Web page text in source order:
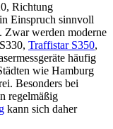
Richtung
Einspruch sinnvoll
Zwar werden moderne
Traffistar S350,
häufig
wie Hamburg
Besonders bei
regelmäßig
kann sich daher